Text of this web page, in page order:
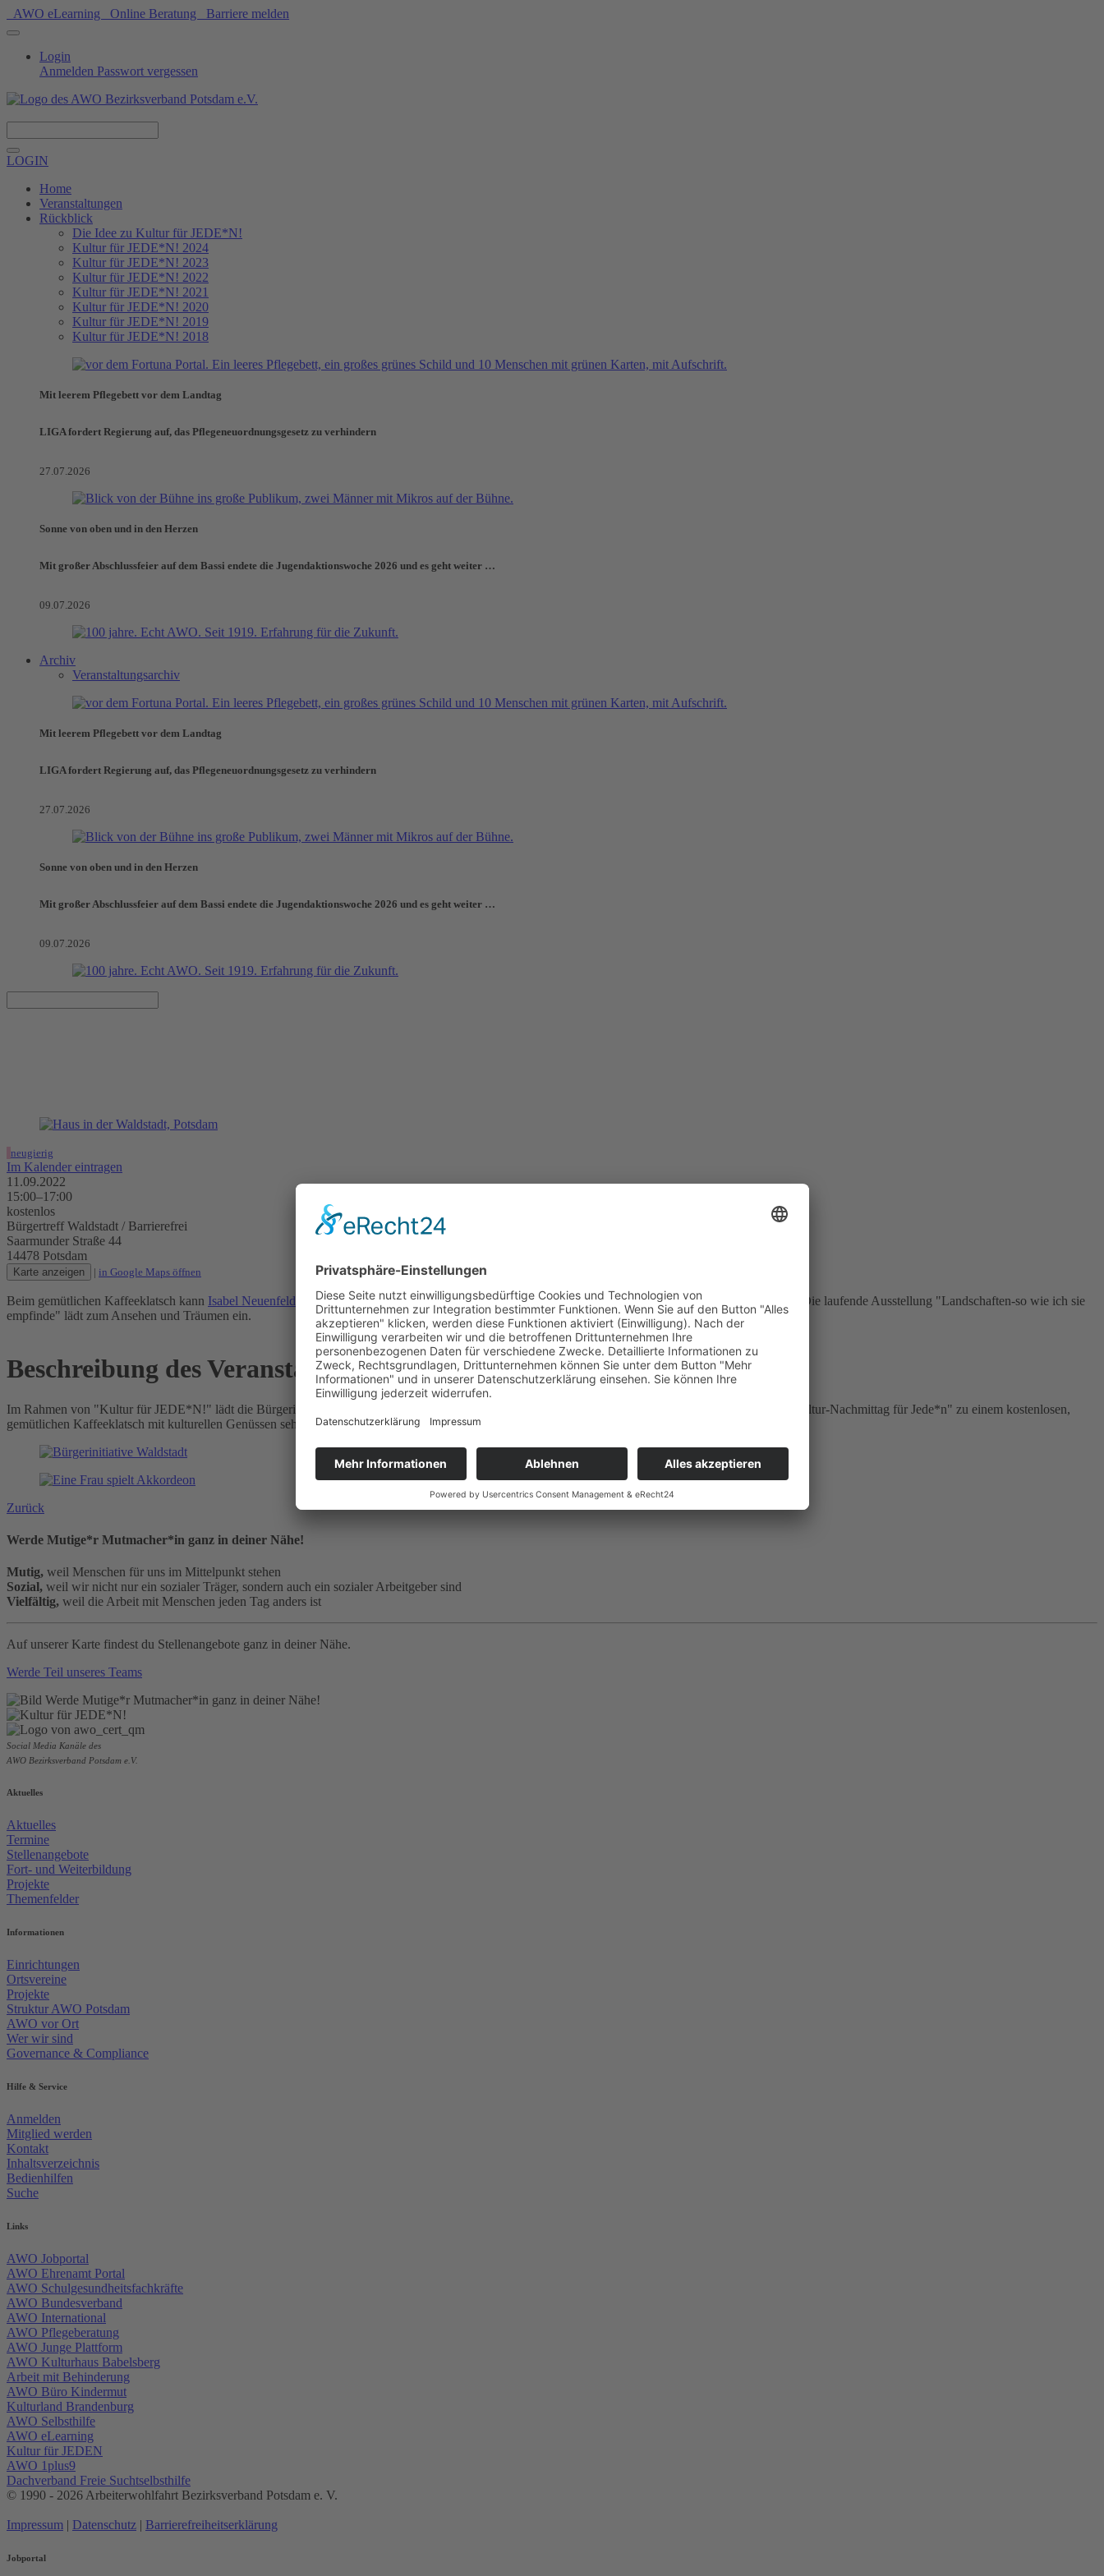
AWO eLearning Online Beratung Barriere melden
Login
Anmelden Passwort vergessen
LOGIN
Home
Veranstaltungen
Rückblick
Die Idee zu Kultur für JEDE*N!
Kultur für JEDE*N! 2024
Kultur für JEDE*N! 2023
Kultur für JEDE*N! 2022
Kultur für JEDE*N! 2021
Kultur für JEDE*N! 2020
Kultur für JEDE*N! 2019
Kultur für JEDE*N! 2018
Mit leerem Pflegebett vor dem Landtag
LIGA fordert Regierung auf, das Pflegeneuordnungsgesetz zu verhindern
27.07.2026
Sonne von oben und in den Herzen
Mit großer Abschlussfeier auf dem Bassi endete die Jugendaktionswoche 2026 und es geht weiter …
09.07.2026
Archiv
Veranstaltungsarchiv
Mit leerem Pflegebett vor dem Landtag
LIGA fordert Regierung auf, das Pflegeneuordnungsgesetz zu verhindern
27.07.2026
Sonne von oben und in den Herzen
Mit großer Abschlussfeier auf dem Bassi endete die Jugendaktionswoche 2026 und es geht weiter …
09.07.2026
neugierig
Im Kalender eintragen
11.09.2022
15:00–17:00
kostenlos
Bürgertreff Waldstadt / Barrierefrei
Saarmunder Straße 44
14478 Potsdam
Karte anzeigen | in Google Maps öffnen
Beim gemütlichen Kaffeeklatsch kann Isabel Neuenfeldt
gelauscht werden, die mit ihrem Akkordeon zum besinnlichen Zuhören oder Mitsingen vorträgt. Die laufende Ausstellung "Landschaften-so wie ich sie
empfinde" lädt zum Ansehen und Träumen ein.
Beschreibung des Veranstaltungsortes
Im Rahmen von "Kultur für JEDE*N!" lädt die Bürgerinitiative Waldstadt e.V. (BiWA) von 15:00-17:00 Uhr interessierte Menschen unter dem Motto "Kultur-Nachmittag für Jede*n" zu einem kostenlosen,
gemütlichen Kaffeeklatsch mit kulturellen Genüssen sehr herzlich ein.
Zurück
Werde Mutige*r Mutmacher*in ganz in deiner Nähe!
Mutig, weil Menschen für uns im Mittelpunkt stehen
Sozial, weil wir nicht nur ein sozialer Träger, sondern auch ein sozialer Arbeitgeber sind
Vielfältig, weil die Arbeit mit Menschen jeden Tag anders ist
Auf unserer Karte findest du Stellenangebote ganz in deiner Nähe.
Werde Teil unseres Teams
Social Media Kanäle des
AWO Bezirksverband Potsdam e.V.
Aktuelles
Aktuelles
Termine
Stellenangebote
Fort- und Weiterbildung
Projekte
Themenfelder
Informationen
Einrichtungen
Ortsvereine
Projekte
Struktur AWO Potsdam
AWO vor Ort
Wer wir sind
Governance & Compliance
Hilfe & Service
Anmelden
Mitglied werden
Kontakt
Inhaltsverzeichnis
Bedienhilfen
Suche
Links
AWO Jobportal
AWO Ehrenamt Portal
AWO Schulgesundheitsfachkräfte
AWO Bundesverband
AWO International
AWO Pflegeberatung
AWO Junge Plattform
AWO Kulturhaus Babelsberg
Arbeit mit Behinderung
AWO Büro Kindermut
Kulturland Brandenburg
AWO Selbsthilfe
AWO eLearning
Kultur für JEDEN
AWO 1plus9
Dachverband Freie Suchtselbsthilfe
© 1990 - 2026 Arbeiterwohlfahrt Bezirksverband Potsdam e. V.
Impressum | Datenschutz | Barrierefreiheitserklärung
Jobportal